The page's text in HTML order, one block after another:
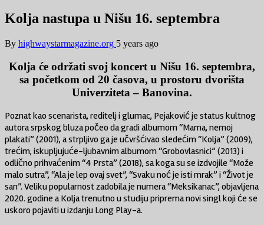
Kolja nastupa u Nišu 16. septembra
By highwaystarmagazine.org 5 years ago
Kolja će održati svoj koncert u Nišu 16. septembra,
sa početkom od 20 časova, u prostoru dvorišta
Univerziteta – Banovina.
Poznat kao scenarista, reditelj i glumac, Pejaković je status kultnog
autora srpskog bluza počeo da gradi albumom “Mama, nemoj
plakati” (2001), a strpljivo ga je učvršćivao sledećim “Kolja” (2009),
trećim, iskupljujuće-ljubavnim albumom “Grobovlasnici” (2013) i
odlično prihvaćenim “4 Prsta” (2018), sa koga su se izdvojile “Može
malo sutra”, “Ala je lep ovaj svet”, “Svaku noć je isti mrak” i “Život je
san”. Veliku popularnost zadobila je numera “Meksikanac”, objavljena
2020. godine a Kolja trenutno u studiju priprema novi singl koji će se
uskoro pojaviti u izdanju Long Play-a.